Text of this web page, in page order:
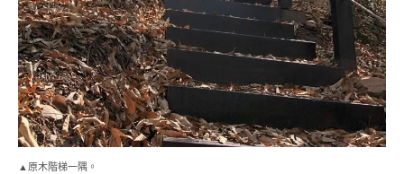
▲原木階梯一隅。